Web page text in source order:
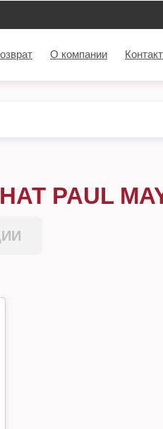
О компании
PAUL